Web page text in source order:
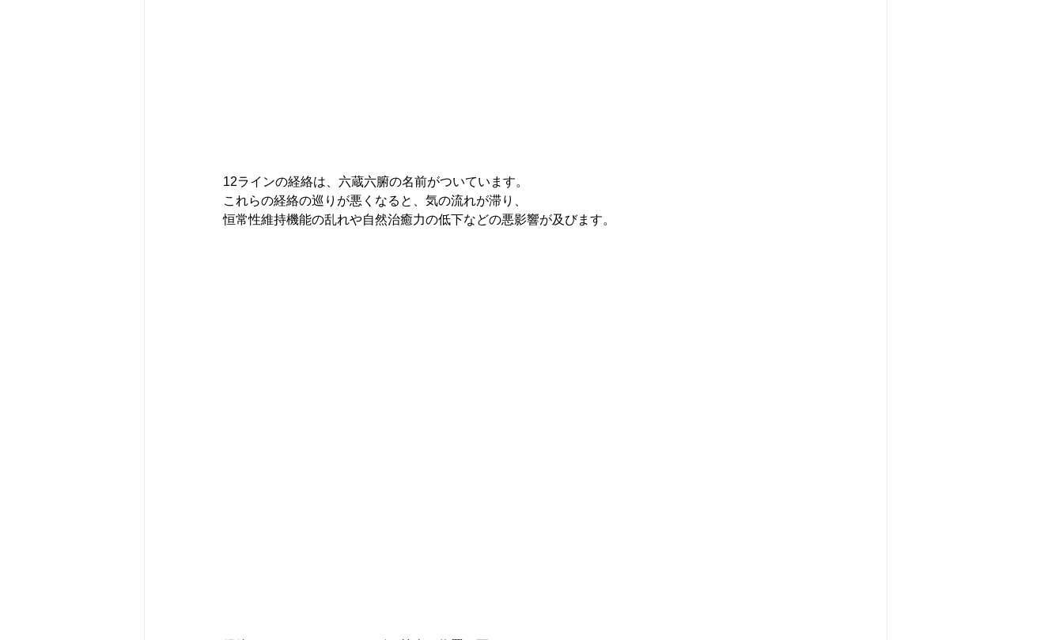
12ラインの経絡は、六蔵六腑の名前がついています。
これらの経絡の巡りが悪くなると、気の流れが滞り、
恒常性維持機能の乱れや自然治癒力の低下などの悪影響が及びます。